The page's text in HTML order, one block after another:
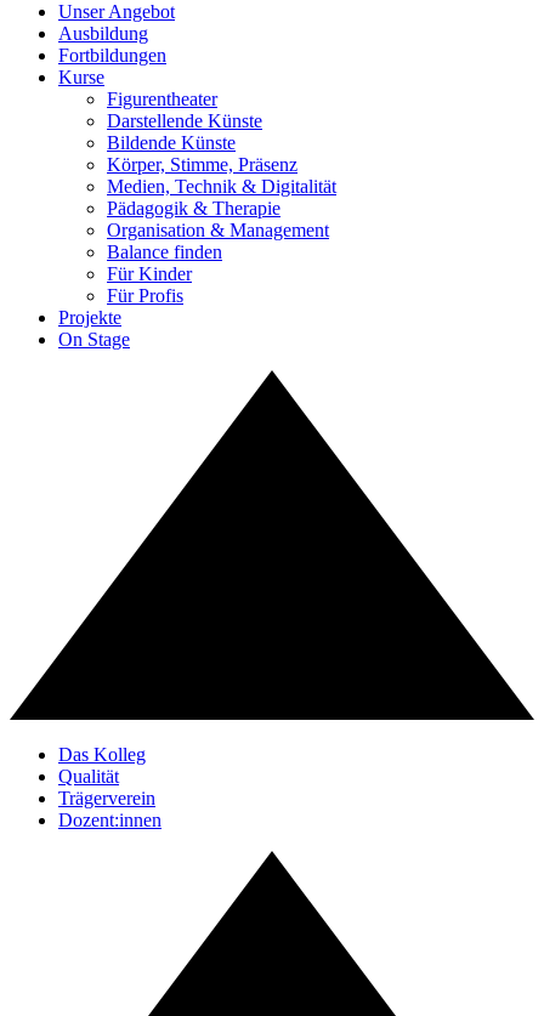
Unser Angebot
Ausbildung
Fortbildungen
Kurse
Figurentheater
Darstellende Künste
Bildende Künste
Körper, Stimme, Präsenz
Medien, Technik & Digitalität
Pädagogik & Therapie
Organisation & Management
Balance finden
Für Kinder
Für Profis
Projekte
On Stage
Das Kolleg
Qualität
Trägerverein
Dozent:innen